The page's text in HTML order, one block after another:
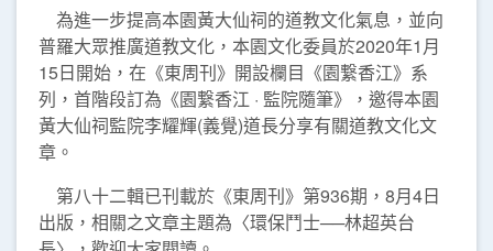
為進一步提高本園黃大仙祠的道教文化氣息，並向
普羅大眾推廣道教文化，本園文化委員於2020年1月
15日開始，在《東周刊》開設欄目《園繋香江》系
列，首階段訂為《園繋香江 · 監院隨筆》，邀得本園
黃大仙祠監院李耀輝(義覺)道長分享有關道教文化文
章。
第八十二輯已刊載於《東周刊》第936期，8月4日
出版，相關之文章主題為〈環保鬥士──林超英台